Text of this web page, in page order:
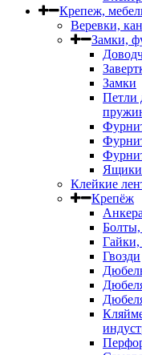
Крепеж,
Веревки,
Замки,
Замки
Петли
Ящики
Клейкие
Крепёж
Гвозди